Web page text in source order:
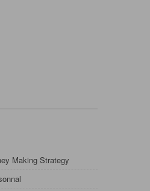
Making Strategy